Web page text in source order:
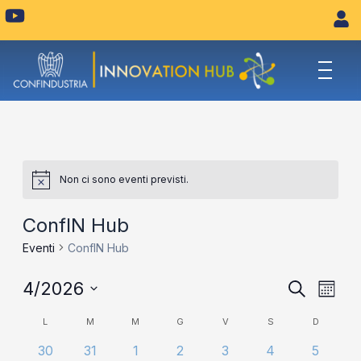
Y
o
t
u
Non ci sono eventi previsti.
ConfIN Hub
Eventi ConfIN Hub
Eventi
Ricerca
CercaMese
4/2026
Calendario
di
L M M G V S D
0
30
0
31
0
1
0
2
0
3
0
4
0
5